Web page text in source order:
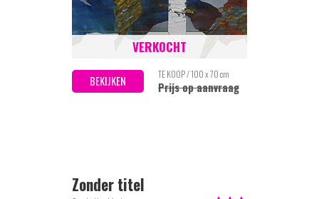
BEKIJKEN TE KOOP / 100 x 70 cm
Prijs op aanvraag
VERKOCHT
Zonder titel